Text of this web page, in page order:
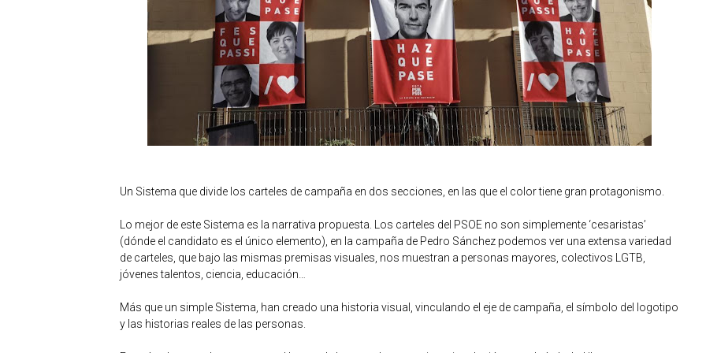
Un Sistema que divide los carteles de campaña en dos secciones, en las que el color tiene gran protagonismo.
Lo mejor de este Sistema es la narrativa propuesta. Los carteles del PSOE no son simplemente ‘cesaristas’
(dónde el candidato es el único elemento), en la campaña de Pedro Sánchez podemos ver una extensa variedad
de carteles, que bajo las mismas premisas visuales, nos muestran a personas mayores, colectivos LGTB,
jóvenes talentos, ciencia, educación…
Más que un simple Sistema, han creado una historia visual, vinculando el eje de campaña, el símbolo del logotipo
y las historias reales de las personas.